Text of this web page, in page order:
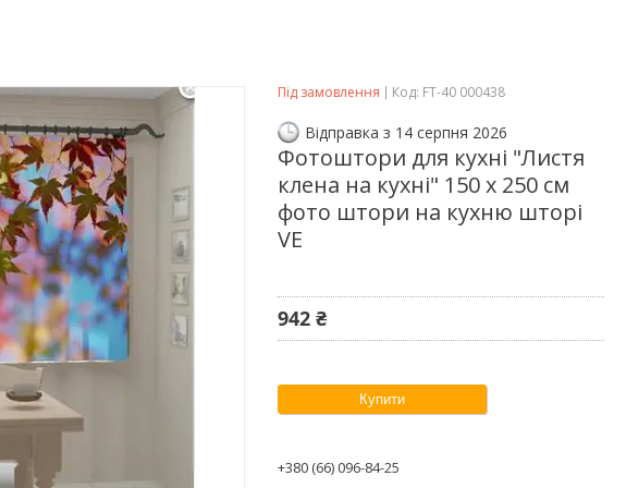
Під замовлення Код: FT-40 000438
Відправка з 14 серпня 2026
Фотоштори для кухні "Листя
клена на кухні" 150 х 250 см
фото штори на кухню шторі
VE
942 ₴
Купити
+380 (66) 096-84-25